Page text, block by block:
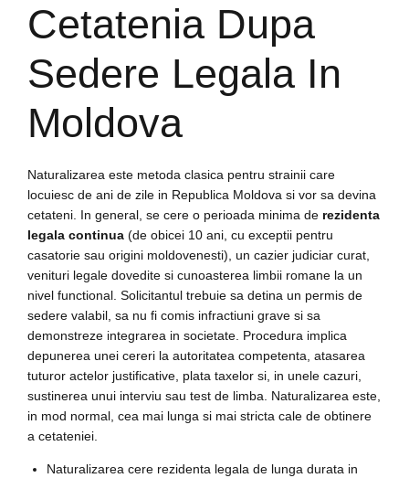
Cetatenia Dupa
Sedere Legala In
Moldova
Naturalizarea este metoda clasica pentru strainii care
locuiesc de ani de zile in Republica Moldova si vor sa devina
cetateni. In general, se cere o perioada minima de rezidenta
legala continua (de obicei 10 ani, cu exceptii pentru
casatorie sau origini moldovenesti), un cazier judiciar curat,
venituri legale dovedite si cunoasterea limbii romane la un
nivel functional. Solicitantul trebuie sa detina un permis de
sedere valabil, sa nu fi comis infractiuni grave si sa
demonstreze integrarea in societate. Procedura implica
depunerea unei cereri la autoritatea competenta, atasarea
tuturor actelor justificative, plata taxelor si, in unele cazuri,
sustinerea unui interviu sau test de limba. Naturalizarea este,
in mod normal, cea mai lunga si mai stricta cale de obtinere
a cetateniei.
Naturalizarea cere rezidenta legala de lunga durata in